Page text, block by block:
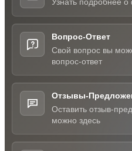
Вопрос-Ответ
Свой вопрос вы
вопрос-ответ
Отзывы-
Оставить отзыв-
можно здесь